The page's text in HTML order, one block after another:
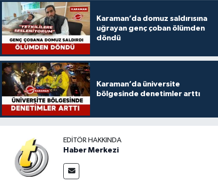
Karaman’da domuz saldırısına
uğrayan genç çoban ölümden
döndü
Karaman’da üniversite
bölgesinde denetimler arttı
EDITÖR HAKKINDA
Haber Merkezi